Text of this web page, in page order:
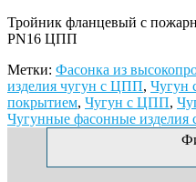
Тройник фланцевый с
PN16 ЦПП
Метки: Фасонка из
изделия чугун с ЦПП, Чугун
покрытием, Чугун с ЦПП,
Чугунные фасонные